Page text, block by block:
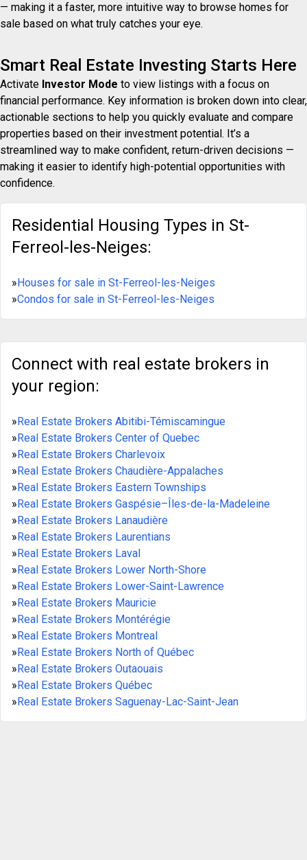
— making it a faster, more intuitive way to browse homes for
sale based on what truly catches your eye.
Smart Real Estate Investing Starts Here
Activate Investor Mode to view listings with a focus on
financial performance. Key information is broken down into clear,
actionable sections to help you quickly evaluate and compare
properties based on their investment potential. It’s a
streamlined way to make confident, return-driven decisions —
making it easier to identify high-potential opportunities with
confidence.
Residential Housing Types in St-
Ferreol-les-Neiges:
»Houses for sale in St-Ferreol-les-Neiges
»Condos for sale in St-Ferreol-les-Neiges
Connect with real estate brokers in
your region:
»Real Estate Brokers Abitibi-Témiscamingue
»Real Estate Brokers Center of Quebec
»Real Estate Brokers Charlevoix
»Real Estate Brokers Chaudière-Appalaches
»Real Estate Brokers Eastern Townships
»Real Estate Brokers Gaspésie–Îles-de-la-Madeleine
»Real Estate Brokers Lanaudière
»Real Estate Brokers Laurentians
»Real Estate Brokers Laval
»Real Estate Brokers Lower North-Shore
»Real Estate Brokers Lower-Saint-Lawrence
»Real Estate Brokers Mauricie
»Real Estate Brokers Montérégie
»Real Estate Brokers Montreal
»Real Estate Brokers North of Québec
»Real Estate Brokers Outaouais
»Real Estate Brokers Québec
»Real Estate Brokers Saguenay-Lac-Saint-Jean